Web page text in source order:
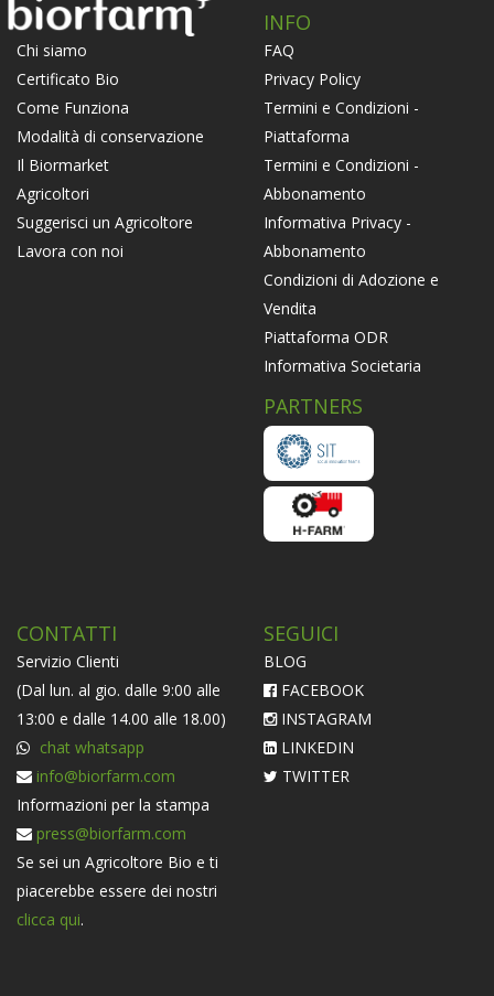
Chi siamo
Certificato Bio
Come Funziona
Modalità di conservazione
Il Biormarket
Agricoltori
Suggerisci un Agricoltore
Lavora con noi
INFO
FAQ
Privacy Policy
Termini e Condizioni -
Piattaforma
Termini e Condizioni -
Abbonamento
Informativa Privacy -
Abbonamento
Condizioni di Adozione e
Vendita
Piattaforma ODR
Informativa Societaria
PARTNERS
CONTATTI
Servizio Clienti
(Dal lun. al gio. dalle 9:00 alle
13:00 e dalle 14.00 alle 18.00)
chat whatsapp
info@biorfarm.com
Informazioni per la stampa
press@biorfarm.com
Se sei un Agricoltore Bio e ti
piacerebbe essere dei nostri
clicca qui.
SEGUICI
BLOG
FACEBOOK
INSTAGRAM
LINKEDIN
TWITTER